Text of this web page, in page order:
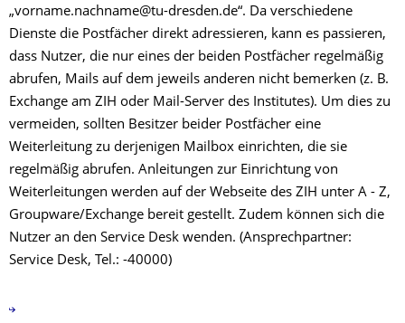
„vorname.nachname@tu-dresden.de“. Da verschiedene
Dienste die Postfächer direkt adressieren, kann es passieren,
dass Nutzer, die nur eines der beiden Postfächer regelmäßig
abrufen, Mails auf dem jeweils anderen nicht bemerken (z. B.
Exchange am ZIH oder Mail-Server des Institutes). Um dies zu
vermeiden, sollten Besitzer beider Postfächer eine
Weiterleitung zu derjenigen Mailbox einrichten, die sie
regelmäßig abrufen. Anleitungen zur Einrichtung von
Weiterleitungen werden auf der Webseite des ZIH unter A - Z,
Groupware/Exchange bereit gestellt. Zudem können sich die
Nutzer an den Service Desk wenden. (Ansprechpartner:
Service Desk, Tel.: -40000)